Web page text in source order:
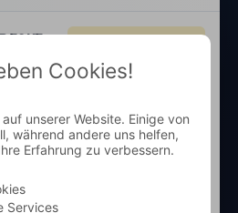
Ort*
abgeholt?
Ort*
Cookies!
unserer Website. Einige von
während andere uns helfen,
Erfahrung zu verbessern.
Services